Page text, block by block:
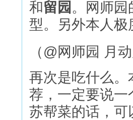
和留园 。网师园
型。另外本人极
（@网师园 月
再次是吃什么
荐，一定要说
苏帮菜的话，可